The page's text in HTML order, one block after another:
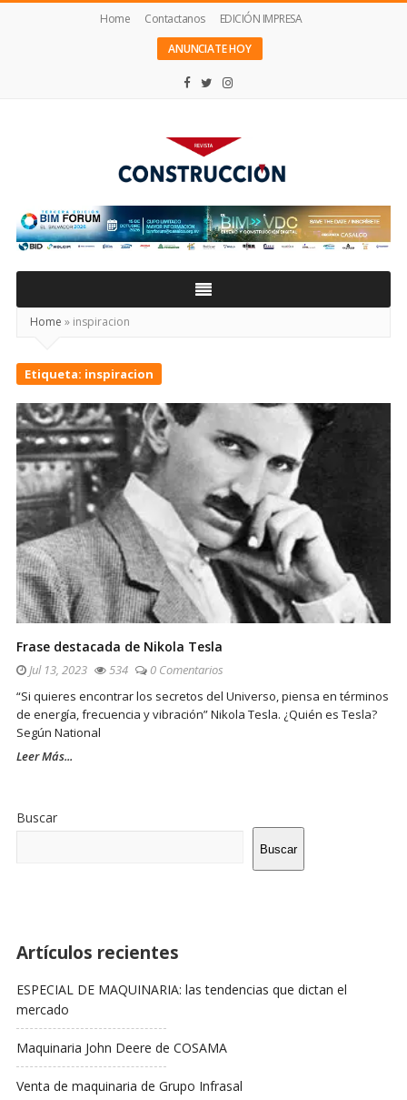
Home Contactanos
EDICIÓN IMPRESA
ANUNCIATE HOY
Construcción
Home » inspiracion
Etiqueta: inspiracion
Frase destacada de Nikola Tesla
Jul 13, 2023 534
0 Comentarios
“Si quieres encontrar los secretos del Universo, piensa en términos
de energía, frecuencia y vibración” Nikola Tesla. ¿Quién es Tesla?
Según National
Leer Más...
De
La
Lateral
Buscar
Buscar
Artículos recientes
ESPECIAL DE MAQUINARIA: las tendencias que dictan el
mercado
Maquinaria John Deere de COSAMA
Venta de maquinaria de Grupo Infrasal